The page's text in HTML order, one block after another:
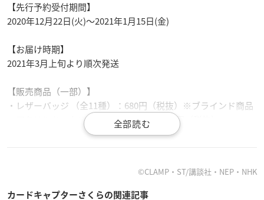
【先行予約受付期間】
2020年12月22日(火)〜2021年1月15日(金)
【お届け時期】
2021年3月上旬より順次発送
【販売商品（一部）】
・レザーバッジ （全11種）：680円（税抜）※ブラインド商品
・アクリルキーホルダー（全5種）：各780円（税抜）
・グリッターハードケース（全2種）：各2,980円（税抜）※iP
【購入特典】
©CLAMP・ST/講談社・NEP・NHK
カードキャプターさくらの関連記事